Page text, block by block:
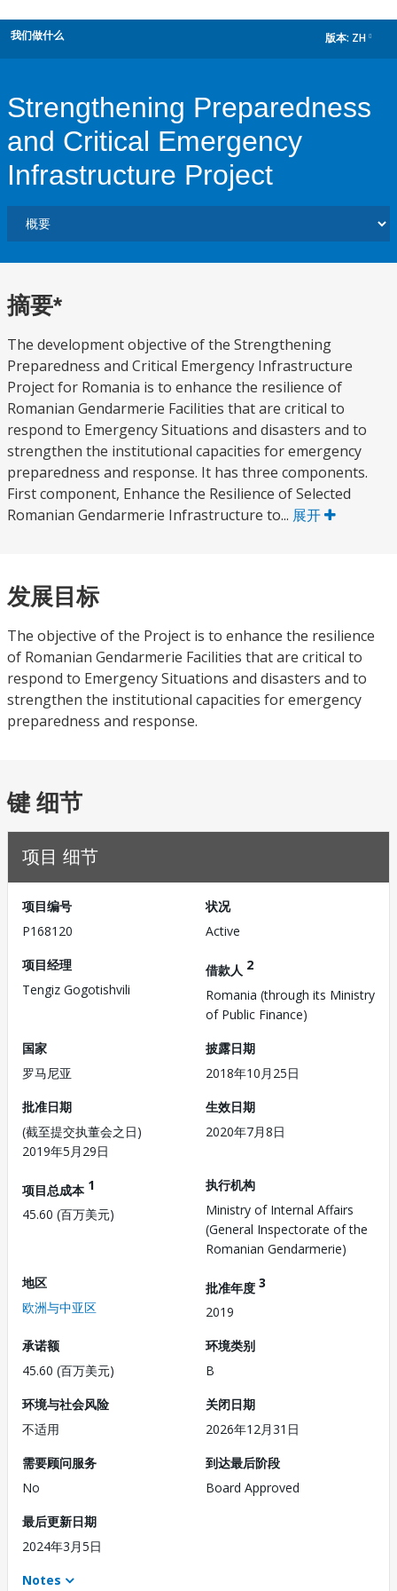
我们做什么 版本: ZH
Strengthening Preparedness
and Critical Emergency
Infrastructure Project
摘要*
The development objective of the Strengthening
Preparedness and Critical Emergency Infrastructure
Project for Romania is to enhance the resilience of
Romanian Gendarmerie Facilities that are critical to
respond to Emergency Situations and disasters and to
strengthen the institutional capacities for emergency
preparedness and response. It has three components.
First component, Enhance the Resilience of Selected
Romanian Gendarmerie Infrastructure to... 展开
发展目标
The objective of the Project is to enhance the resilience
of Romanian Gendarmerie Facilities that are critical to
respond to Emergency Situations and disasters and to
strengthen the institutional capacities for emergency
preparedness and response.
键 细节
项目 细节
项目编号
P168120
状况
Active
项目经理
Tengiz Gogotishvili
借款人 2
Romania (through its Ministry
of Public Finance)
国家
罗马尼亚
披露日期
2018年10月25日
批准日期
(截至提交执董会之日)
2019年5月29日
生效日期
2020年7月8日
项目总成本 1
45.60 (百万美元)
执行机构
Ministry of Internal Affairs
(General Inspectorate of the
Romanian Gendarmerie)
地区
欧洲与中亚区
批准年度 3
2019
承诺额
45.60 (百万美元)
环境类别
B
环境与社会风险
不适用
关闭日期
2026年12月31日
需要顾问服务
No
到达最后阶段
Board Approved
最后更新日期
2024年3月5日
Notes